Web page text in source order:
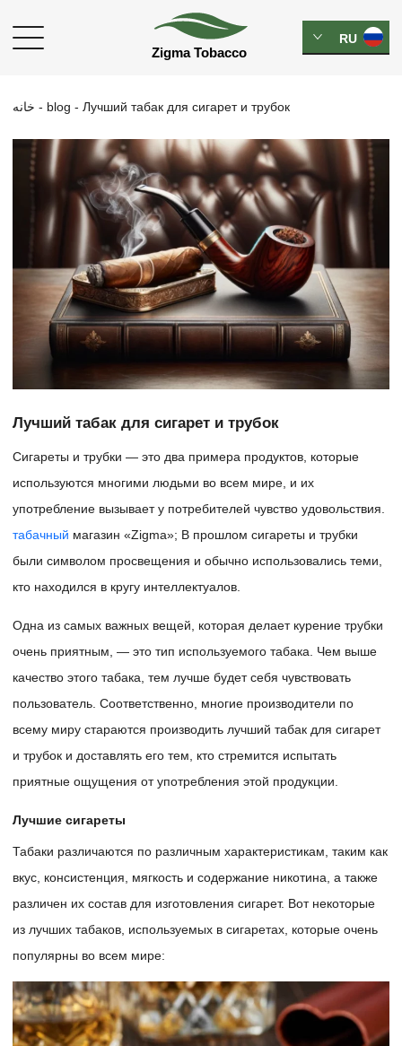
RU
خانه - blog - Лучший табак для сигарет и трубок
Лучший табак для сигарет и трубок
Сигареты и трубки — это два примера продуктов, которые
используются многими людьми во всем мире, и их
употребление вызывает у потребителей чувство удовольствия.
табачный магазин «Zigma»; В прошлом сигареты и трубки
были символом просвещения и обычно использовались теми,
кто находился в кругу интеллектуалов.
Одна из самых важных вещей, которая делает курение трубки
очень приятным, — это тип используемого табака. Чем выше
качество этого табака, тем лучше будет себя чувствовать
пользователь. Соответственно, многие производители по
всему миру стараются производить лучший табак для сигарет
и трубок и доставлять его тем, кто стремится испытать
приятные ощущения от употребления этой продукции.
Лучшие сигареты
Табаки различаются по различным характеристикам, таким как
вкус, консистенция, мягкость и содержание никотина, а также
различен их состав для изготовления сигарет. Вот некоторые
из лучших табаков, используемых в сигаретах, которые очень
популярны во всем мире: